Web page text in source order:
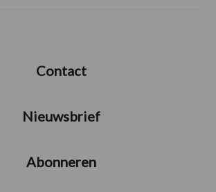
Contact
Nieuwsbrief
Abonneren